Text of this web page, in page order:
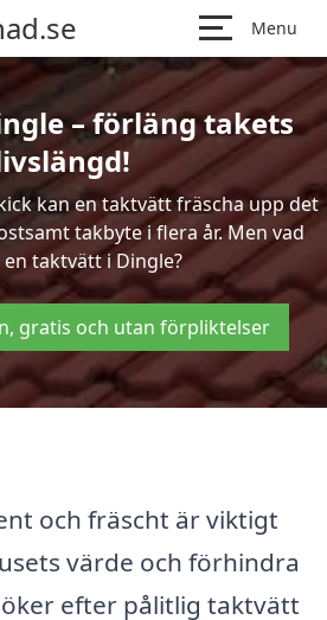
Menu
– förläng takets
kan en taktvätt fräscha upp det
takbyte i flera år. Men vad
taktvätt i Dingle?
gratis och utan förpliktelser
och fräscht är viktigt
värde och förhindra
efter pålitlig taktvätt